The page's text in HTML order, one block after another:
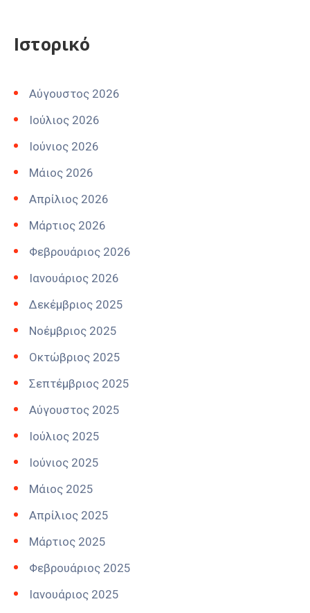
Ιστορικό
Αύγουστος 2026
Ιούλιος 2026
Ιούνιος 2026
Μάιος 2026
Απρίλιος 2026
Μάρτιος 2026
Φεβρουάριος 2026
Ιανουάριος 2026
Δεκέμβριος 2025
Νοέμβριος 2025
Οκτώβριος 2025
Σεπτέμβριος 2025
Αύγουστος 2025
Ιούλιος 2025
Ιούνιος 2025
Μάιος 2025
Απρίλιος 2025
Μάρτιος 2025
Φεβρουάριος 2025
Ιανουάριος 2025